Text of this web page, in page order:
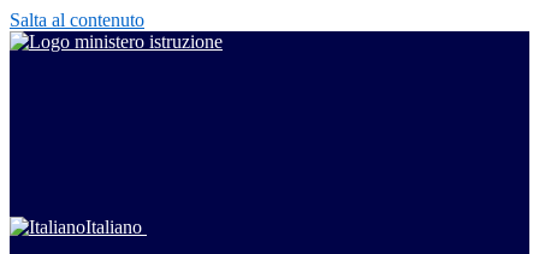
Salta al contenuto
Italiano